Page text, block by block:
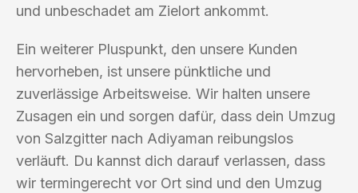
und unbeschadet am Zielort ankommt.
Ein weiterer Pluspunkt, den unsere Kunden
hervorheben, ist unsere pünktliche und
zuverlässige Arbeitsweise. Wir halten unsere
Zusagen ein und sorgen dafür, dass dein Umzug
von Salzgitter nach Adiyaman reibungslos
verläuft. Du kannst dich darauf verlassen, dass
wir termingerecht vor Ort sind und den Umzug